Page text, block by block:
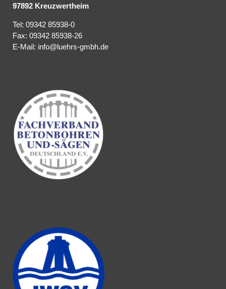
97892 Kreuzwertheim
Tel: 09342 85938-0
Fax: 09342 85938-26
E-Mail: info@luehrs-gmbh.de